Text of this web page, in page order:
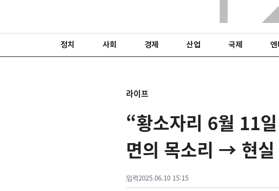
정치 사회 경제 산업 국제 엔
라이프
“황소자리 6월 11
면의 목소리 → 현실
입력2025.06.10 15:15